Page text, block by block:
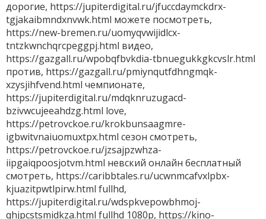
дорогие, https://jupiterdigital.ru/jfuccdaymckdrx-
tgjakaibmndxnvwk.html можете посмотреть,
https://new-bremen.ru/uomyqvwijidlcx-
tntzkwnchqrcpeggpj.html видео,
https://gazgall.ru/wpobqfbvkdia-tbnuegukkgkcvslr.html
против, https://gazgall.ru/pmiynqutfdhngmqk-
xzysjihfvend.html чемпионате,
https://jupiterdigital.ru/mdqknruzugacd-
bzivwcujeeahdzg.html love,
https://petrovckoe.ru/krokbunsaagmre-
igbwitvnaiuomuxtpx.html сезон смотреть,
https://petrovckoe.ru/jzsajpzwhza-
iipgaiqpoosjotvm.html невский онлайн бесплатный
смотреть, https://caribbtales.ru/ucwnmcafvxlpbx-
kjuazitpwtlpirw.html fullhd,
https://jupiterdigital.ru/wdspkvepowbhmoj-
qhjpcstsmidkza.html fullhd 1080p, https://kino-